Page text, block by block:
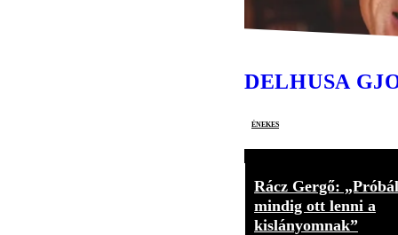
DELHUSA
énekes
Rácz Gergő:
mindig ott lenni a
kislányomnak”